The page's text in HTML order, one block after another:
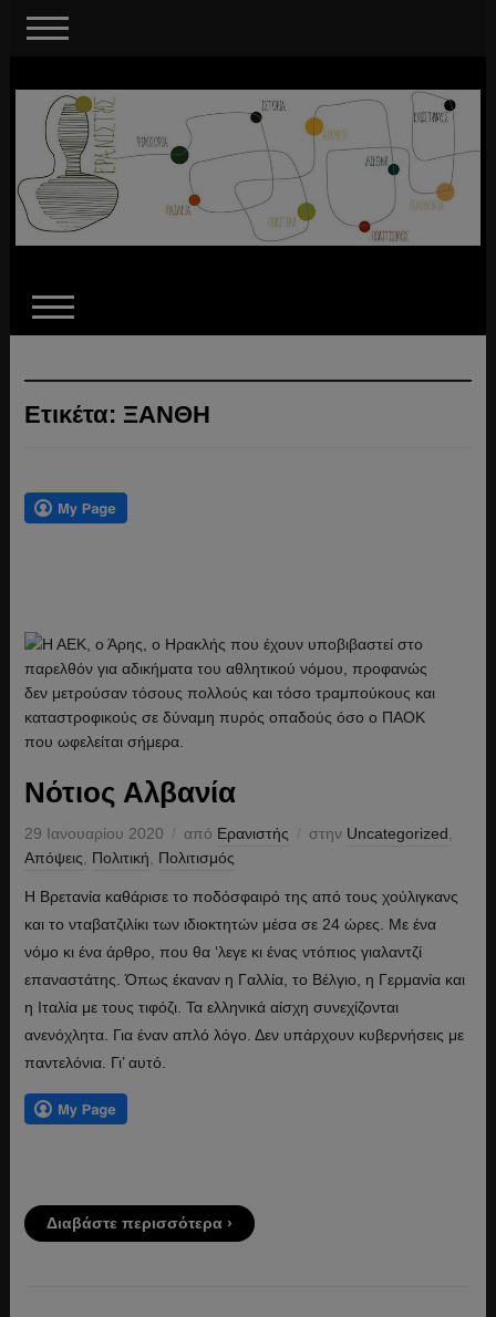
Ετικέτα: ΞΑΝΘΗ
Νότιος Αλβανία
29 Ιανουαρίου 2020 από Ερανιστής στην Uncategorized
Απόψεις
Πολιτική Πολιτισμός
Η Βρετανία καθάρισε το ποδόσφαιρό της από τους χούλιγκανς
και το νταβατζιλίκι των ιδιοκτητών μέσα σε 24 ώρες. Με ένα
νόμο κι ένα άρθρο, που θα ‘λεγε κι ένας ντόπιος γιαλαντζί
επαναστάτης. Όπως έκαναν η Γαλλία, το Βέλγιο, η Γερμανία και
η Ιταλία με τους τιφόζι. Τα ελληνικά αίσχη συνεχίζονται
ανενόχλητα. Για έναν απλό λόγο. Δεν υπάρχουν κυβερνήσεις με
παντελόνια. Γι’ αυτό.
Διαβάστε περισσότερα ›